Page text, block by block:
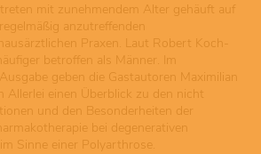
mit zunehmendem Alter gehäuft auf
anzutreffenden
Praxen. Laut Robert Koch-
betroffen als Männer. Im
geben die Gastautoren Maximilian
Allerlei einen Überblick zu den nicht
und den Besonderheiten der
bei degenerativen
Sinne einer Polyarthrose.